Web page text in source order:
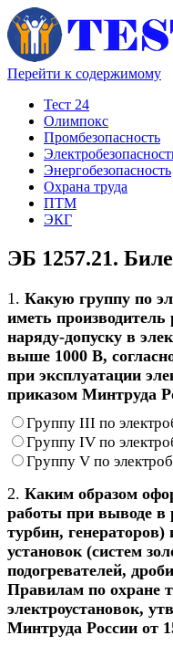
Перейти к содержимому
Тест 24
Олимпокс
Промбезопасность
Энергобезопасность
Охрана труда
ПТМ
ЭКГ
ЭБ 1257.21.
1. Какую группу по
иметь
наряду-допуску в
выше 1000 В,
при эксплуатации
приказом Минтруда
Группу III по
Группу IV по
Группу V по
2. Каким образом
работы при выводе в
турбин, генераторов)
установок (систем
подогревателей,
Правилам по охране
электроустановок,
Минтруда России от